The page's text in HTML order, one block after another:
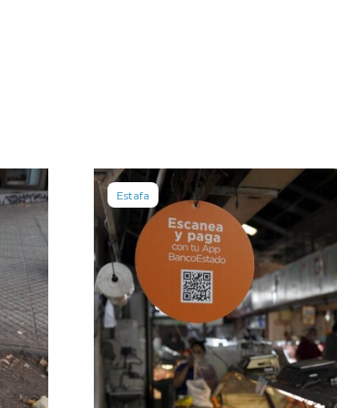
Estafa